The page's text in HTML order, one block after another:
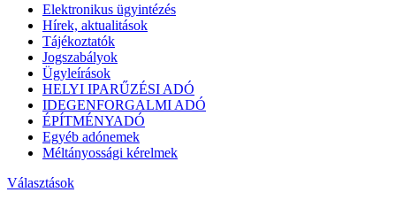
Elektronikus ügyintézés
Hírek, aktualitások
Tájékoztatók
Jogszabályok
Ügyleírások
HELYI IPARŰZÉSI ADÓ
IDEGENFORGALMI ADÓ
ÉPÍTMÉNYADÓ
Egyéb adónemek
Méltányossági kérelmek
Választások